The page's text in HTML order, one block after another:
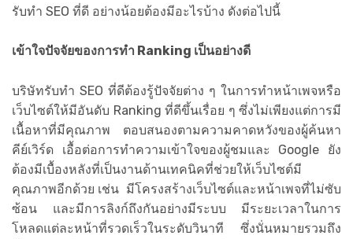
รับทำ SEO ที่ดี อย่างน้อยต้องมีอะไรบ้าง ดังต่อไปนี้
เข้าใจปัจจัยของการทำ Ranking เป็นอย่างดี
บริษัทรับทำ SEO ที่ดีต้องรู้ปัจจัยต่าง ๆ ในการทำหน้าเพจหรือ
เว็บไซต์ให้มีอันดับ Ranking ที่ดีขึ้นเรื่อย ๆ ซึ่งไม่เพียงแต่การมี
เนื้อหาที่มีคุณภาพ ตอบสนองตามความคาดหวังของผู้ค้นหา
คีย์เวิร์ด เอื้อต่อการทำความเข้าใจของผู้ชมและ Google ยัง
ต้องมีเบื้องหลังที่เป็นงานด้านเทคนิคที่ช่วยให้เว็บไซต์มี
คุณภาพอีกด้วย เช่น มีโครงสร้างเว็บไซต์และหน้าเพจที่ไม่ซับ
ซ้อน และมีการลิงก์ถึงกันอย่างมีระบบ มีระยะเวลาในการ
โหลดแต่ละหน้าที่รวดเร็วในระดับวินาที ซึ่งนั่นหมายรวมถึง